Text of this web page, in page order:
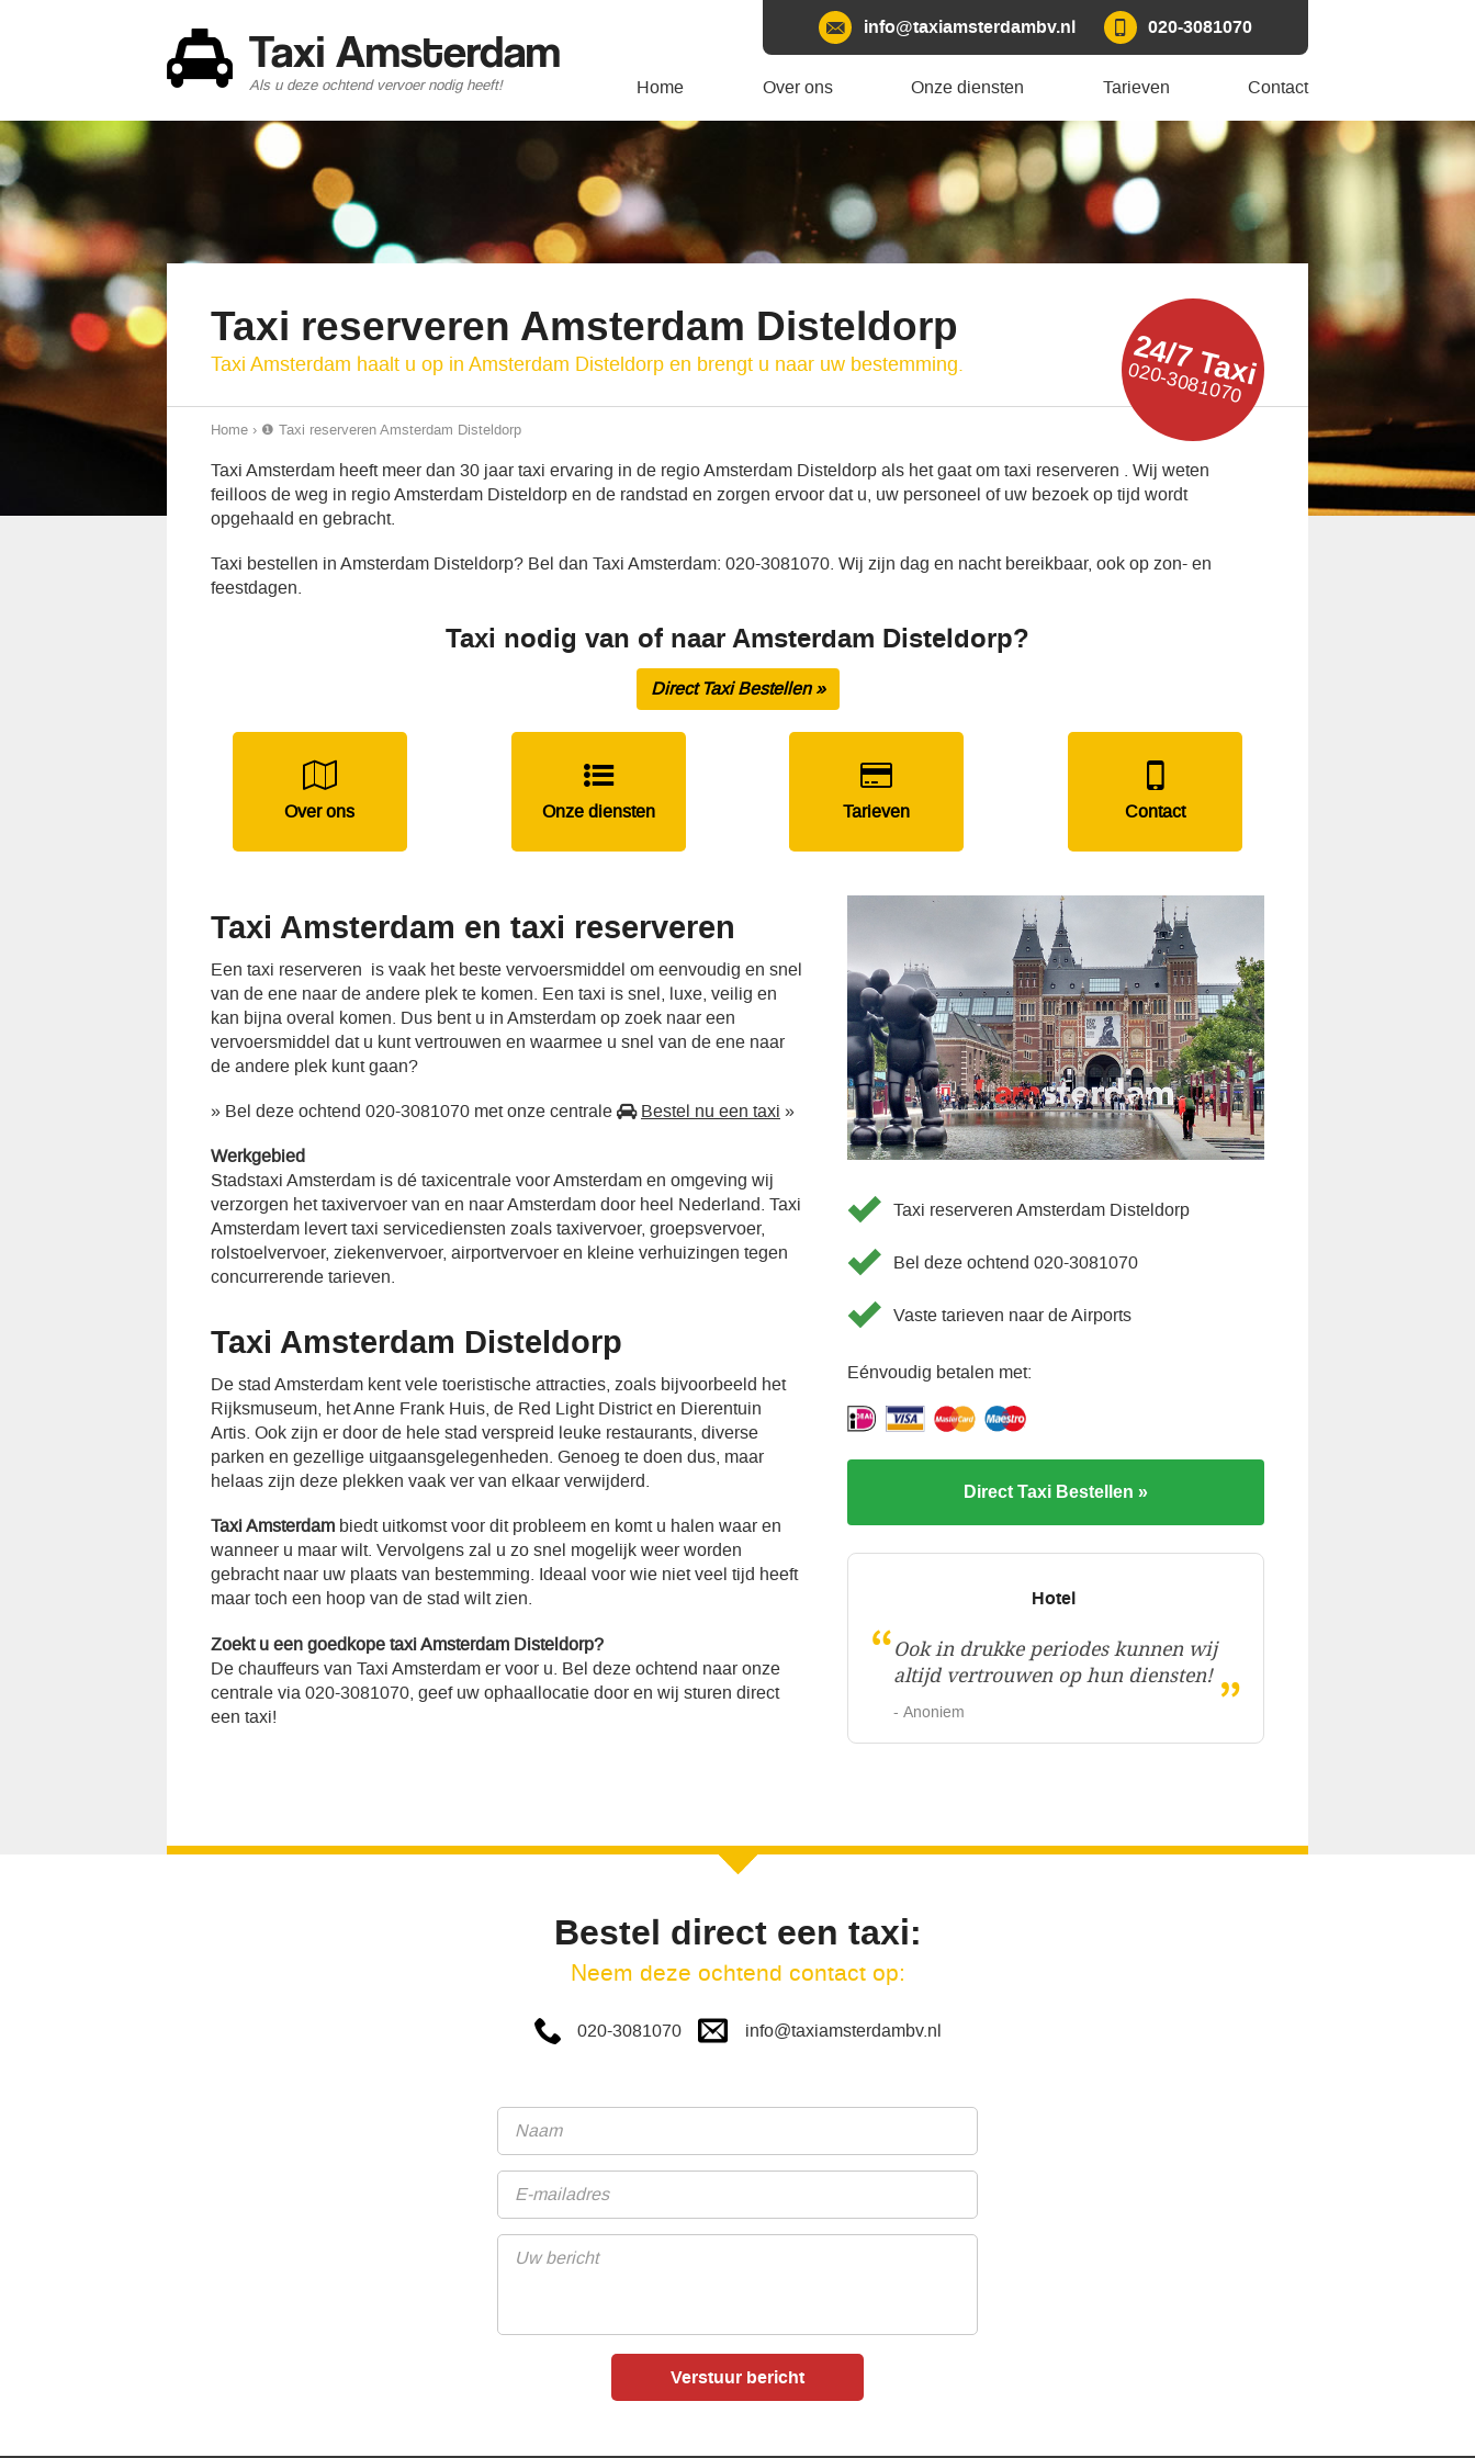
Taxi Amsterdam
Als u deze ochtend vervoer nodig heeft!
info@taxiamsterdambv.nl 020-3081070
Home Over ons Onze diensten Tarieven Contact
Taxi reserveren Amsterdam Disteldorp
Taxi Amsterdam haalt u op in Amsterdam Disteldorp en brengt u naar uw bestemming. 24/7 Taxi
020-3081070
Home › ❶ Taxi reserveren Amsterdam Disteldorp
Taxi Amsterdam heeft meer dan 30 jaar taxi ervaring in de regio Amsterdam Disteldorp als het gaat om taxi reserveren . Wij weten
feilloos de weg in regio Amsterdam Disteldorp en de randstad en zorgen ervoor dat u, uw personeel of uw bezoek op tijd wordt
opgehaald en gebracht.
Taxi bestellen in Amsterdam Disteldorp? Bel dan Taxi Amsterdam: 020-3081070. Wij zijn dag en nacht bereikbaar, ook op zon- en
feestdagen.
Taxi nodig van of naar Amsterdam Disteldorp?
Direct Taxi Bestellen »
Over ons Onze diensten Tarieven Contact
Taxi Amsterdam en taxi reserveren
Een taxi reserveren is vaak het beste vervoersmiddel om eenvoudig en snel
van de ene naar de andere plek te komen. Een taxi is snel, luxe, veilig en
kan bijna overal komen. Dus bent u in Amsterdam op zoek naar een
vervoersmiddel dat u kunt vertrouwen en waarmee u snel van de ene naar
de andere plek kunt gaan?
» Bel deze ochtend 020-3081070 met onze centrale
Bestel nu een taxi »
Werkgebied
Stadstaxi Amsterdam is dé taxicentrale voor Amsterdam en omgeving wij
verzorgen het taxivervoer van en naar Amsterdam door heel Nederland. Taxi
Amsterdam levert taxi servicediensten zoals taxivervoer, groepsvervoer,
rolstoelvervoer, ziekenvervoer, airportvervoer en kleine verhuizingen tegen
concurrerende tarieven.
Taxi Amsterdam Disteldorp
De stad Amsterdam kent vele toeristische attracties, zoals bijvoorbeeld het
Rijksmuseum, het Anne Frank Huis, de Red Light District en Dierentuin
Artis. Ook zijn er door de hele stad verspreid leuke restaurants, diverse
parken en gezellige uitgaansgelegenheden. Genoeg te doen dus, maar
helaas zijn deze plekken vaak ver van elkaar verwijderd.
Taxi Amsterdam biedt uitkomst voor dit probleem en komt u halen waar en
wanneer u maar wilt. Vervolgens zal u zo snel mogelijk weer worden
gebracht naar uw plaats van bestemming. Ideaal voor wie niet veel tijd heeft
maar toch een hoop van de stad wilt zien.
Zoekt u een goedkope taxi Amsterdam Disteldorp?
De chauffeurs van Taxi Amsterdam er voor u. Bel deze ochtend naar onze
centrale via 020-3081070, geef uw ophaallocatie door en wij sturen direct
een taxi!
Taxi reserveren Amsterdam Disteldorp
Bel deze ochtend 020-3081070
Vaste tarieven naar de Airports
Eénvoudig betalen met:
Direct Taxi Bestellen »
Hotel
“Ook in drukke periodes kunnen wij
altijd vertrouwen op hun diensten! „
- Anoniem
Bestel direct een taxi:
Neem deze ochtend contact op:
020-3081070 info@taxiamsterdambv.nl